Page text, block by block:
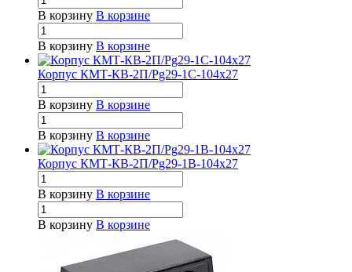
В корзину В корзине
В корзину В корзине
Корпус КМТ-КВ-2П/Pg29-1С-104х27
В корзину В корзине
В корзину В корзине
Корпус КМТ-КВ-2П/Pg29-1В-104х27
В корзину В корзине
В корзину В корзине